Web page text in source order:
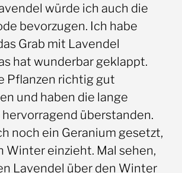
würde ich auch die
bevorzugen. Ich habe
Grab mit Lavendel
hat wunderbar geklappt.
Pflanzen richtig gut
und haben die lange
überstanden.
noch ein Geranium gesetzt,
Winter einzieht. Mal sehen,
Lavendel über den Winter